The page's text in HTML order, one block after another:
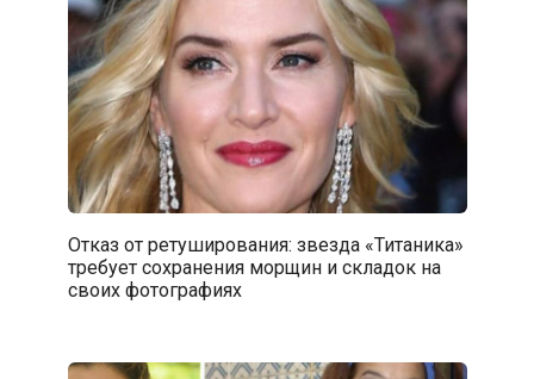
Отказ от ретуширования: звезда «Титаника»
требует сохранения морщин и складок на
своих фотографиях